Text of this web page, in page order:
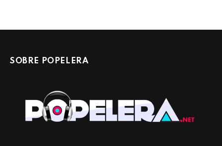
SOBRE POPELERA